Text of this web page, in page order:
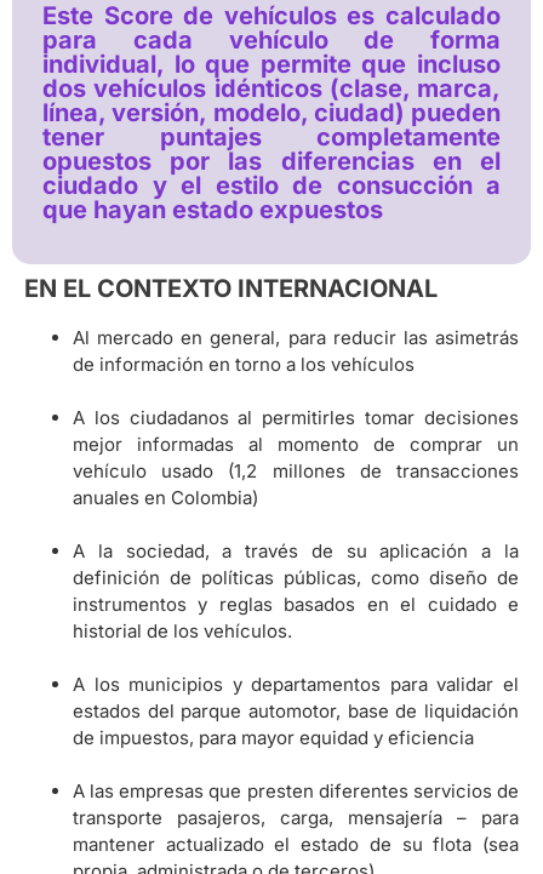
Este Score de vehículos es calculado
para cada vehículo de forma
individual, lo que permite que incluso
dos vehículos idénticos (clase, marca,
línea, versión, modelo, ciudad) pueden
tener puntajes completamente
opuestos por las diferencias en el
ciudado y el estilo de consucción a
que hayan estado expuestos
EN EL CONTEXTO INTERNACIONAL
Al mercado en general, para reducir las asimetrás
de información en torno a los vehículos
A los ciudadanos al permitirles tomar decisiones
mejor informadas al momento de comprar un
vehículo usado (1,2 millones de transacciones
anuales en Colombia)
A la sociedad, a través de su aplicación a la
definición de políticas públicas, como diseño de
instrumentos y reglas basados en el cuidado e
historial de los vehículos.
A los municipios y departamentos para validar el
estados del parque automotor, base de liquidación
de impuestos, para mayor equidad y eficiencia
A las empresas que presten diferentes servicios de
transporte pasajeros, carga, mensajería – para
mantener actualizado el estado de su flota (sea